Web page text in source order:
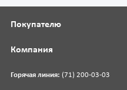
Горячая линия: (71) 200-03-03
Покупателю
Компания